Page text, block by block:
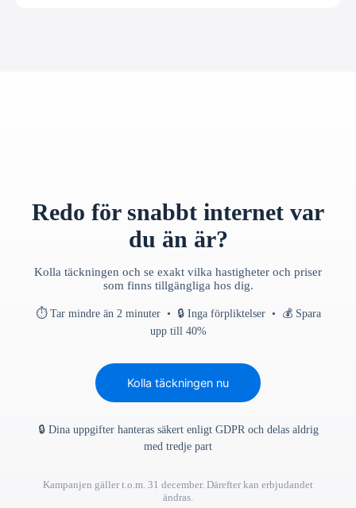
Redo för snabbt internet var
du än är?
Kolla täckningen och se exakt vilka hastigheter och priser
som finns tillgängliga hos dig.
⏱ Tar mindre än 2 minuter • 🔒 Inga förpliktelser • 💰 Spara
upp till 40%
Kolla täckningen nu
🔒 Dina uppgifter hanteras säkert enligt GDPR och delas aldrig
med tredje part
Kampanjen gäller t.o.m. 31 december. Därefter kan erbjudandet
ändras.